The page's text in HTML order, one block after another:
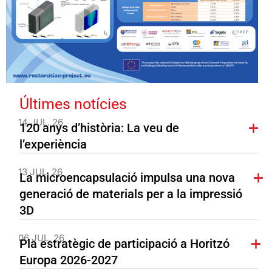
Últimes notícies
14 JUL. 26
120 anys d’història: La veu de
l’experiència
13 JUL. 26
La microencapsulació impulsa una nova
generació de materials per a la impressió
3D
06 JUL. 26
Pla estratègic de participació a Horitzó
Europa 2026-2027